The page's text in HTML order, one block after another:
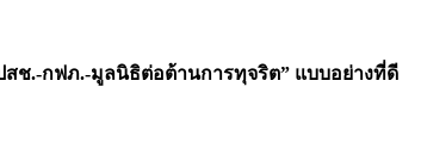
สช.-กฟภ.-มูลนิธิต่อต้านการทุจริต” แบบอย่างที่ดี